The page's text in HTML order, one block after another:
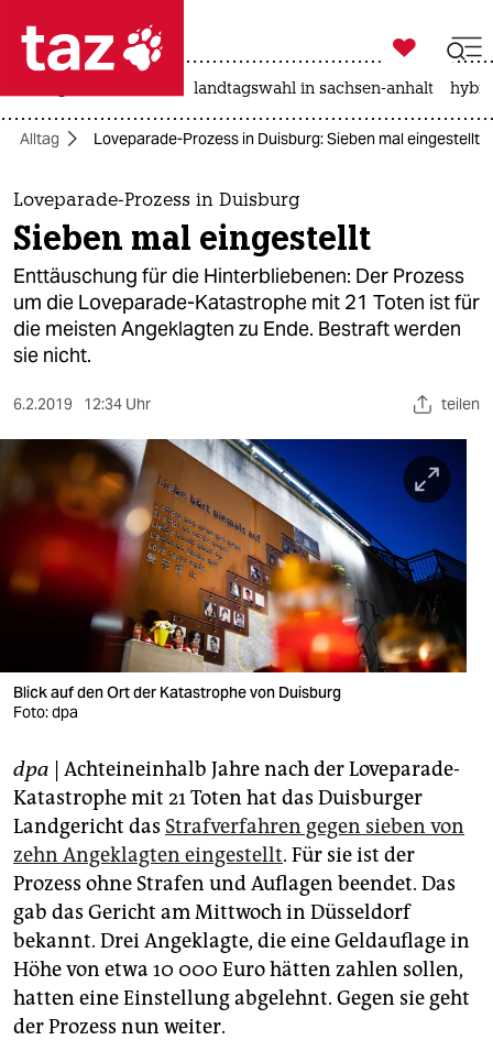
 taz zahl ich
taz zahl ich
themen
politik
öko
gesellschaft
kultur
sport
berlin
nord
wahrheit
verlag
shop
fragen & hilfe
unterstützen
abo
genossenschaft
epaper login

taz zahl ich
landtagswahl in sachsen-anhalt
Alltag Loveparade-Prozess in Duisburg: Sieben mal eingestellt
Loveparade-Prozess in Duisburg
Sieben mal eingestellt
Enttäuschung für die Hinterbliebenen: Der Prozess
um die Loveparade-Katastrophe mit 21 Toten ist für
die meisten Angeklagten zu Ende. Bestraft werden
sie nicht.
6.2.2019 12:34 Uhr teilen
Blick auf den Ort der Katastrophe von Duisburg
Foto: dpa
dpa | Achteineinhalb Jahre nach der Loveparade-
Katastrophe mit 21 Toten hat das Duisburger
Landgericht das Strafverfahren gegen sieben von
zehn Angeklagten eingestellt. Für sie ist der
Prozess ohne Strafen und Auflagen beendet. Das
gab das Gericht am Mittwoch in Düsseldorf
bekannt. Drei Angeklagte, die eine Geldauflage in
Höhe von etwa 10 000 Euro hätten zahlen sollen,
hatten eine Einstellung abgelehnt. Gegen sie geht
der Prozess nun weiter.